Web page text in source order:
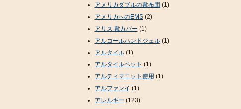
アメリカダブルの敷布団 (1)
アメリカへのEMS(2)
アリス 敷カバー (1)
アルコールハンドジェル(1)
アルタイル(1)
アルタイルベット (1)
アルティマニット使用 (1)
アルファンイ (1)
アレルギー (123)